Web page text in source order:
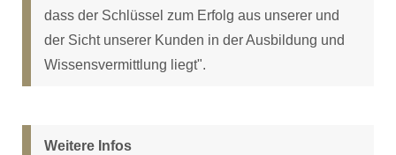
dass der Schlüssel zum Erfolg aus unserer und
der Sicht unserer Kunden in der Ausbildung und
Wissensvermittlung liegt".
Weitere Infos